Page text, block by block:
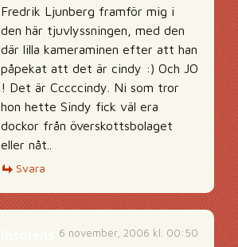
Fredrik Ljunberg framför mig i
den här tjuvlyssningen, med den
där lilla kameraminen efter att han
påpekat att det är cindy :) Och JO
! Det är Cccccindy. Ni som tror
hon hette Sindy fick väl era
dockor från överskottsbolaget
eller nåt..
Svara
6 november, 2006 kl. 00:50